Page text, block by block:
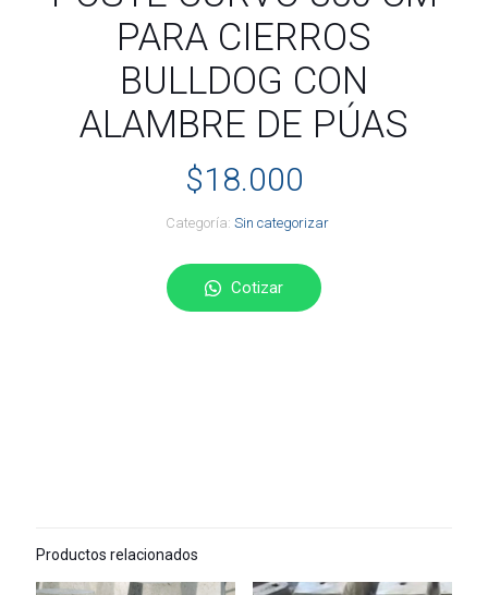
PARA CIERROS
BULLDOG CON
ALAMBRE DE PÚAS
$18.000
Cotizar
Categoría: Sin categorizar
Productos relacionados